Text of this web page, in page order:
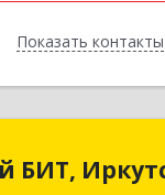
Показать контакты
Назад
БИТ,
1С:Первый